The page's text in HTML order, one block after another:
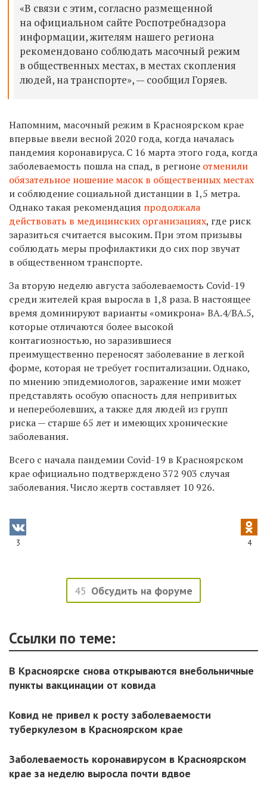
«В связи с этим, согласно размещенной
на официальном сайте Роспотребнадзора
информации, жителям нашего региона
рекомендовано соблюдать масочный режим
в общественных местах, в местах скопления
людей, на транспорте», — сообщил Горяев.
Напомним, масочный режим в Красноярском крае
впервые ввели весной 2020 года, когда началась
пандемия коронавируса. С 16 марта этого года, когда
заболеваемость пошла на спад, в регионе отменили
обязательное ношение масок в общественных местах
и соблюдение социальной дистанции в 1,5 метра.
Однако такая рекомендация продолжала
действовать в медицинских организациях, где риск
заразиться считается высоким. При этом призывы
соблюдать меры профилактики до сих пор звучат
в общественномтранспорте.
За вторую неделю августа заболеваемость Covid-19
среди жителей края выросла в 1,8 раза. В настоящее
время доминируют варианты «омикрона» ВА.4/ВА.5,
которые отличаются более высокой
контагиозностью, но заразившиеся
преимущественно переносят заболевание в легкой
форме, которая не требует госпитализации. Однако,
по мнению эпидемиологов, заражение ими может
представлять особую опасность для непривитых
и непереболевших, а также для людей из групп
риска — старше 65 лет и имеющих хронические
заболевания.
Всего с начала пандемии Covid-19 в Красноярском
крае официально подтверждено 372 903 случая
заболевания. Число жертв составляет 10 926.
3 4
45 Обсудить на форуме
Ссылки по теме:
В Красноярске снова открываются внебольничные
пункты вакцинации от ковида
Ковид не привел к росту заболеваемости
туберкулезом в Красноярском крае
Заболеваемость коронавирусом в Красноярском
крае за неделю выросла почти вдвое